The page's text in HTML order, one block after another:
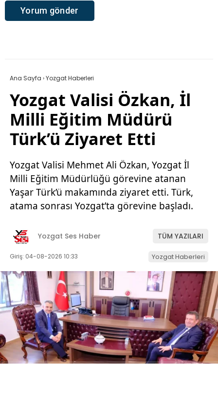
Ana Sayfa ›Yozgat Haberleri
Yozgat Valisi Özkan, İl
Milli Eğitim Müdürü
Türk’ü Ziyaret Etti
Yozgat Valisi Mehmet Ali Özkan, Yozgat İl
Milli Eğitim Müdürlüğü görevine atanan
Yaşar Türk’ü makamında ziyaret etti. Türk,
atama sonrası Yozgat’ta görevine başladı.
Yozgat Ses Haber TÜM YAZILARI
Giriş: 04-08-2026 10:33 Yozgat Haberleri